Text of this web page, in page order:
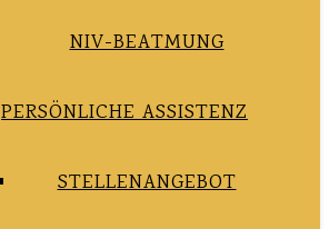
NIV-BEATMUNG
PERSÖNLICHE ASSISTENZ
STELLENANGEBOT